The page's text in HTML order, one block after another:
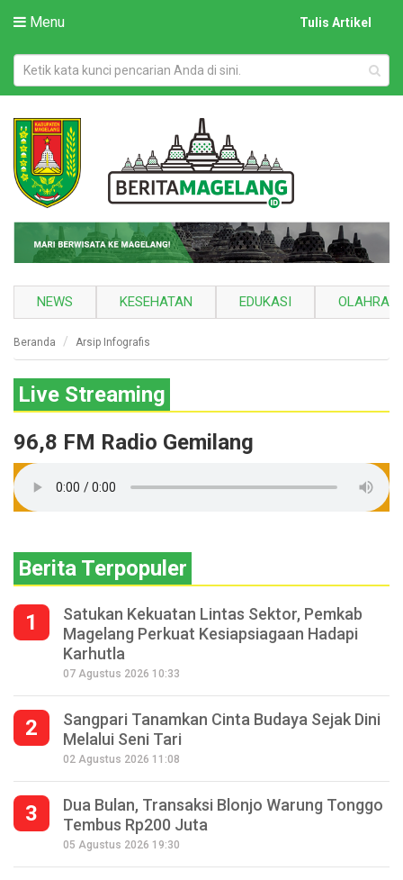
Menu Tulis Artikel
NEWS KESEHATAN EDUKASI
Beranda Arsip Infografis
Live Streaming
96,8 FM Radio Gemilang
Berita Terpopuler
1
Satukan Kekuatan Lintas Sektor, Pemkab
Magelang Perkuat Kesiapsiagaan Hadapi
Karhutla
07 Agustus 2026 10:33
2
Sangpari Tanamkan Cinta Budaya Sejak Dini
Melalui Seni Tari
02 Agustus 2026 11:08
3
Dua Bulan, Transaksi Blonjo Warung Tonggo
Tembus Rp200 Juta
05 Agustus 2026 19:30